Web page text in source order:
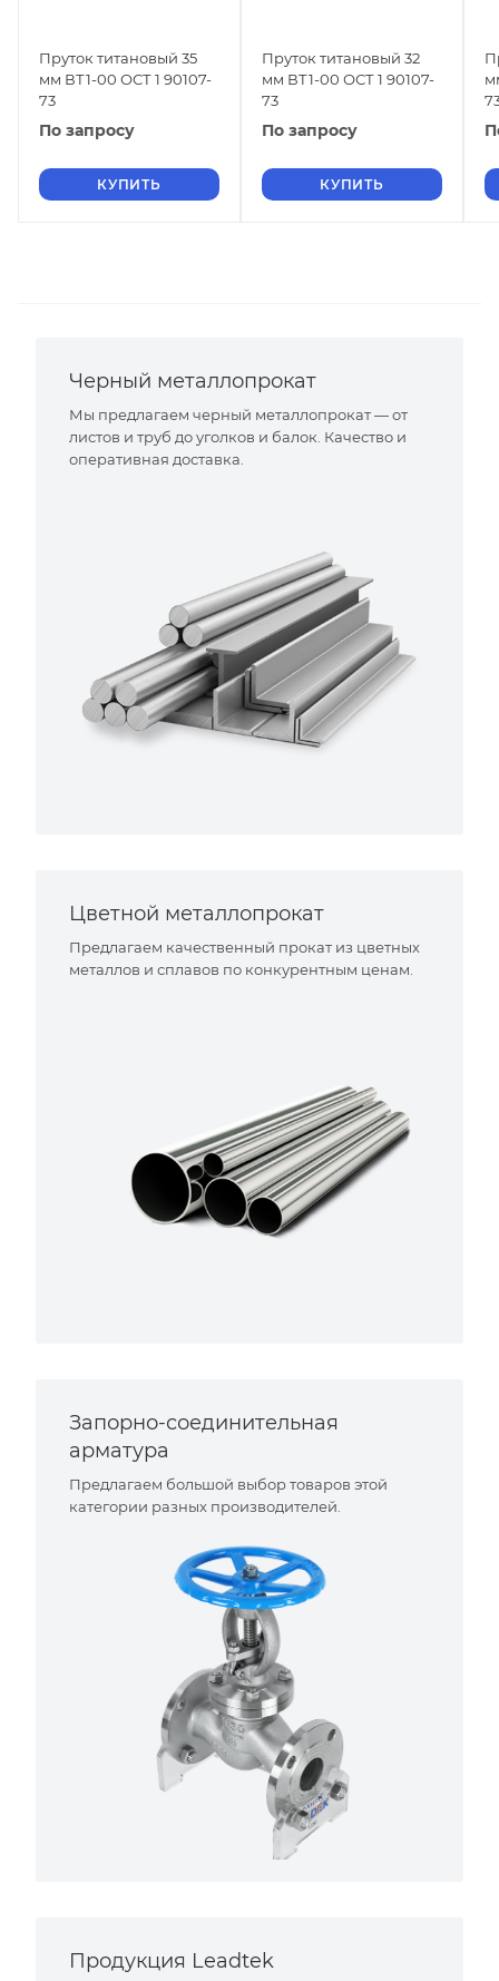
Пруток титановый 35
мм ВТ1-00 ОСТ 1 90107-
73
По запросу
КУПИТЬ
Пруток титановый 32
мм ВТ1-00 ОСТ 1 90107-
73
По запросу
КУПИТЬ
Черный металлопрокат
Мы предлагаем черный металлопрокат — от
листов и труб до уголков и балок. Качество и
оперативная доставка.
Цветной металлопрокат
Предлагаем качественный прокат из цветных
металлов и сплавов по конкурентным ценам.
Запорно-соединительная
арматура
Предлагаем большой выбор товаров этой
категории разных производителей.
Продукция Leadtek